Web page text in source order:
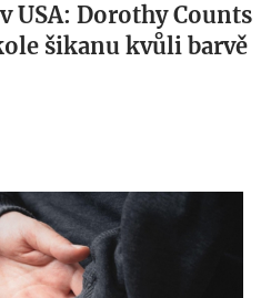
USA: Dorothy Counts
šikanu kvůli barvě